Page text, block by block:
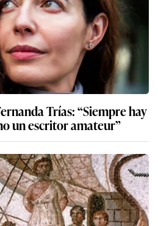
Trías: “Siempre hay
un escritor amateur”